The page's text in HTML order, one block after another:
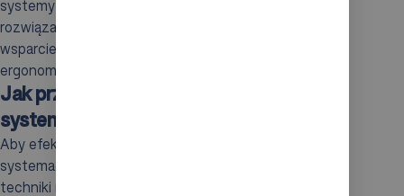
systemy AS/RS stają się nie tylko nowoczesnym
rozwiązaniem technologicznym, ale także cennym
wsparciem w budowaniu bezpiecznego i
ergonomicznego środowiska pracy.
Jak przewidywać i utrzymywać ruch w
systemach AS/RS?
Aby efektywnie przewidywać i zarządzać ruchem w
systemach AS/RS, warto sięgnąć po nowoczesne
techniki monitorowania oraz utrzymania. Kluczowym